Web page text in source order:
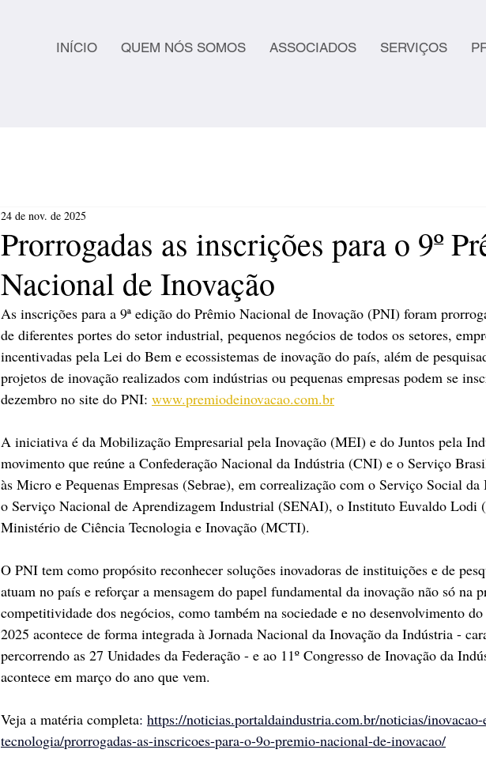
INÍCIO QUEM NÓS SOMOS ASSOCIADOS SERVIÇOS
Prorrogadas as inscrições para o 9º
Nacional de Inovação
24 de nov. de 2025
As inscrições para a 9ª edição do Prêmio Nacional de Inovação (PNI) foram
de diferentes portes do setor industrial, pequenos negócios de todos os setores,
incentivadas pela Lei do Bem e ecossistemas de inovação do país, além de
projetos de inovação realizados com indústrias ou pequenas empresas podem se
dezembro no site do PNI: www.premiodeinovacao.com.br
A iniciativa é da Mobilização Empresarial pela Inovação (MEI) e do Juntos pela
movimento que reúne a Confederação Nacional da Indústria (CNI) e o Serviço
às Micro e Pequenas Empresas (Sebrae), em correalização com o Serviço Social
o Serviço Nacional de Aprendizagem Industrial (SENAI), o Instituto Euvaldo
Ministério de Ciência Tecnologia e Inovação (MCTI).
O PNI tem como propósito reconhecer soluções inovadoras de instituições e de
atuam no país e reforçar a mensagem do papel fundamental da inovação não só na
competitividade dos negócios, como também na sociedade e no desenvolvimento
2025 acontece de forma integrada à Jornada Nacional da Inovação da Indústria -
percorrendo as 27 Unidades da Federação - e ao 11º Congresso de Inovação da
acontece em março do ano que vem.
Veja a matéria completa: https://noticias.portaldaindustria.com.br/noticias/inovacao-
tecnologia/prorrogadas-as-inscricoes-para-o-9o-premio-nacional-de-inovacao/